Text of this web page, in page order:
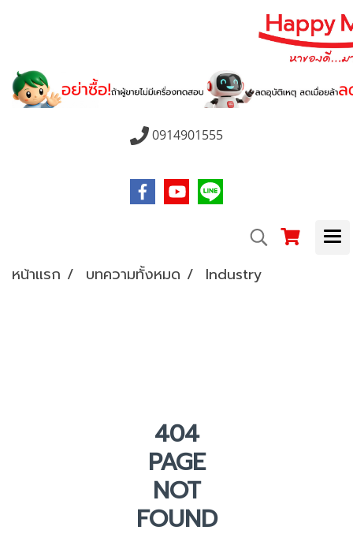
0914901555
หน้าแรก บทความทั้งหมด Industry
404
PAGE
NOT
FOUND